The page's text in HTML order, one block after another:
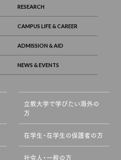
立教大学で学びたい海外の
方
在学生・在学生の保護者の方
社会人・一般の方